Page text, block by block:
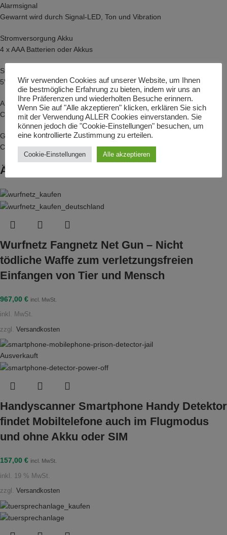
Alarmsignal
Gewarnt wird durch Signal-LED, Ton und Vibration
Stromversorgung Akku
4 x AAA Batterien oder Akkus
Stromversorgung USB
5V DC Stromadapter
Abmessungen (L x B x T)
Ca. 11,6 x 7 x 3,3 cm (ohne Antennen)
Gewicht
Ca. 170 g (ohne Akkus)
Ähnliche Produkte
Wurfnetz Fangnetz Net Gun – Nicht
tödliche Waffe zum verletzungsfreien
Einfangen von Tier und Mensch
967,00 € incl. MwSt.
inkl. MwSt.
zzgl. Versandkosten
Ausverkauft
Handyscanner Smartphone Handy Detektor
findet Mobiltelefone auch im Flugmodus
und ohne Akku oder SIM
157,00 € incl. MwSt.
inkl. 19 % MwSt.
zzgl. Versandkosten
Wir verwenden Cookies auf unserer Website, um Ihnen
die bestmögliche Erfahrung zu bieten, indem wir uns an
Ihre Präferenzen und wiederholten Besuche erinnern.
Wenn Sie auf "Alle akzeptieren" klicken, erklären Sie sich
mit der Verwendung ALLER Cookies einverstanden. Sie
können jedoch die "Cookie-Einstellungen" besuchen, um
eine kontrollierte Zustimmung zu erteilen.
Cookie-Einstellungen Alle akzeptieren